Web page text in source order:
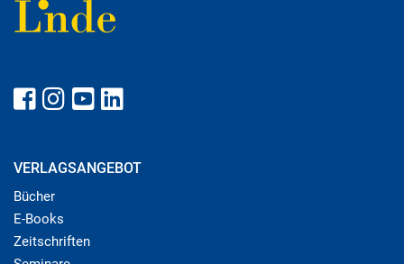
VERLAGSANGEBOT
Bücher
E-Books
Zeitschriften